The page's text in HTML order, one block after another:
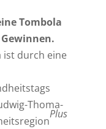
Tombola
ist durch eine
Thoma-
Plus